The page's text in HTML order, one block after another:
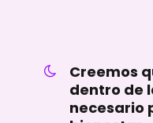
Creemos
dentro de
necesario